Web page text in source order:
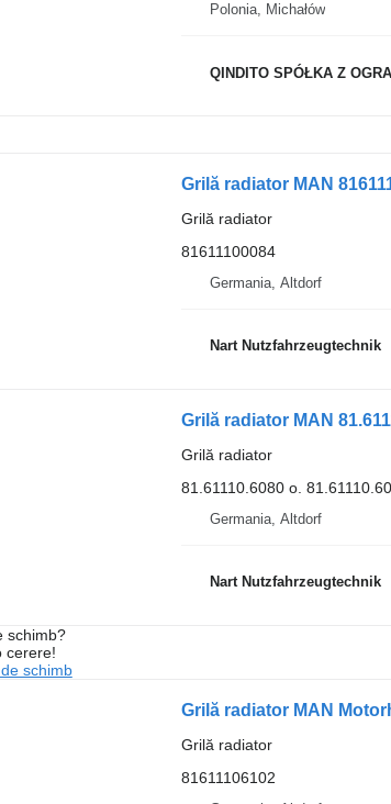
Polonia, Michałów
QINDITO SPÓŁKA Z
Grilă radiator MAN
Grilă radiator
81611100084
Germania, Altdorf
Nart Nutzfahrzeugtechnik
Grilă radiator MAN
Grilă radiator
81.61110.6080 o.
Germania, Altdorf
Nart Nutzfahrzeugtechnik
schimb?
cerere!
schimb
Grilă radiator MAN
Grilă radiator
81611106102